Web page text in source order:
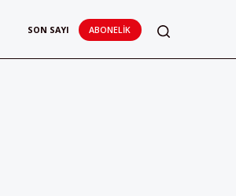
SON SAYI ABONELIK